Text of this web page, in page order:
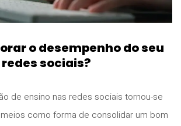
o desempenho do seu
sociais?
de ensino nas redes sociais tornou-se
como forma de consolidar um bom